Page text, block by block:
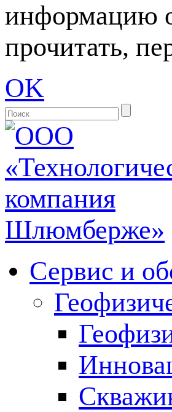
информацию
прочитать,
OK
Сервис и